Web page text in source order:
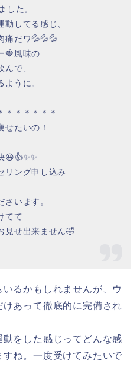
した。
してる感じ、
痛だワ💦💦💦
🍓風味の
で、
ように。
＊＊＊＊＊＊
せたいの！
😃👍✨✨
リング申し込み
さいます。
てて
見せ出来ません🤣
るかもしれませんが、ウ
あって徹底的に完備され
をした感じってどんな感
ね。一度受けてみたいで